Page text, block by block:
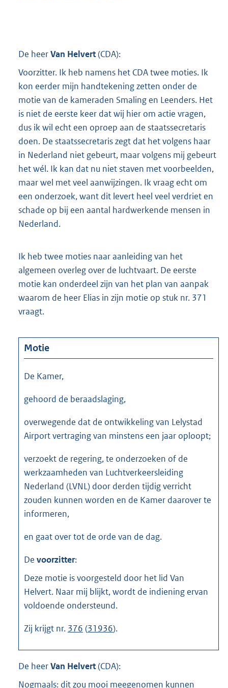
De heerVan Helvert(CDA):
Voorzitter. Ik heb namens het CDA twee moties. Ik
kon eerder mijn handtekening zetten onder de
motie van de kameraden Smaling en Leenders. Het
is niet de eerste keer dat wij hier om actie vragen,
dus ik wil echt een oproep aan de staatssecretaris
doen. De staatssecretaris zegt dat het volgens haar
in Nederland niet gebeurt, maar volgens mij gebeurt
het wél. Ik kan dat nu niet staven met voorbeelden,
maar wel met veel aanwijzingen. Ik vraag echt om
een onderzoek, want dit levert heel veel verdriet en
schade op bij een aantal hardwerkende mensen in
Nederland.
Ik heb twee moties naar aanleiding van het
algemeen overleg over de luchtvaart. De eerste
motie kan onderdeel zijn van het plan van aanpak
waarom de heer Elias in zijn motie op stuk nr. 371
vraagt.
Motie
De Kamer,
gehoord de beraadslaging,
overwegende dat de ontwikkeling van Lelystad
Airport vertraging van minstens een jaar oploopt;
verzoekt de regering, te onderzoeken of de
werkzaamheden van Luchtverkeersleiding
Nederland (LVNL) door derden tijdig verricht
zouden kunnen worden en de Kamer daarover te
informeren,
en gaat over tot de orde van de dag.
De voorzitter:
Deze motie is voorgesteld door het lid Van
Helvert. Naar mij blijkt, wordt de indiening ervan
voldoende ondersteund.
Zij krijgt nr. 376 (31936).
De heerVan Helvert(CDA):
Nogmaals: dit zou mooi meegenomen kunnen